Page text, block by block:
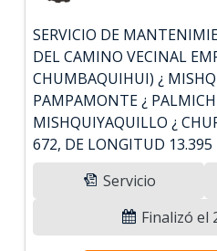
SERVICIO DE
DEL CAMINO VECINAL
CHUMBAQUIHUI) ¿
PAMPAMONTE ¿
MISHQUIYAQUILLO ¿
672, DE LONGITUD 13.395
Servicio
Finalizó el